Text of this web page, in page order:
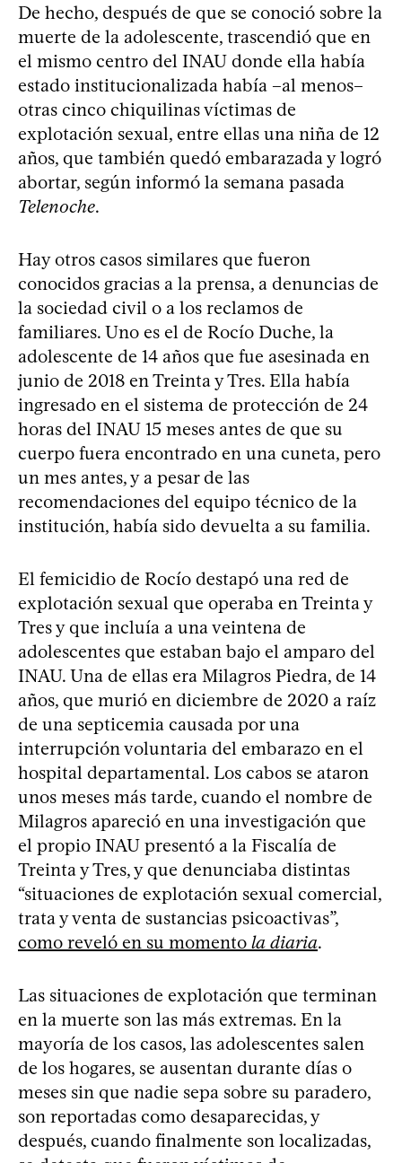
De hecho, después de que se conoció sobre la
muerte de la adolescente, trascendió que en
el mismo centro del INAU donde ella había
estado institucionalizada había –al menos–
otras cinco chiquilinas víctimas de
explotación sexual, entre ellas una niña de 12
años, que también quedó embarazada y logró
abortar, según informó la semana pasada
Telenoche.
Hay otros casos similares que fueron
conocidos gracias a la prensa, a denuncias de
la sociedad civil o a los reclamos de
familiares. Uno es el de Rocío Duche, la
adolescente de 14 años que fue asesinada en
junio de 2018 en Treinta y Tres. Ella había
ingresado en el sistema de protección de 24
horas del INAU 15 meses antes de que su
cuerpo fuera encontrado en una cuneta, pero
un mes antes, y a pesar de las
recomendaciones del equipo técnico de la
institución, había sido devuelta a su familia.
El femicidio de Rocío destapó una red de
explotación sexual que operaba en Treinta y
Tres y que incluía a una veintena de
adolescentes que estaban bajo el amparo del
INAU. Una de ellas era Milagros Piedra, de 14
años, que murió en diciembre de 2020 a raíz
de una septicemia causada por una
interrupción voluntaria del embarazo en el
hospital departamental. Los cabos se ataron
unos meses más tarde, cuando el nombre de
Milagros apareció en una investigación que
el propio INAU presentó a la Fiscalía de
Treinta y Tres, y que denunciaba distintas
“situaciones de explotación sexual comercial,
trata y venta de sustancias psicoactivas”,
como reveló en su momento la diaria.
Las situaciones de explotación que terminan
en la muerte son las más extremas. En la
mayoría de los casos, las adolescentes salen
de los hogares, se ausentan durante días o
meses sin que nadie sepa sobre su paradero,
son reportadas como desaparecidas, y
después, cuando finalmente son localizadas,